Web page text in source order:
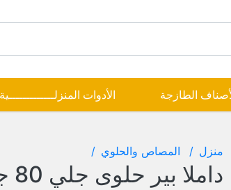
الطازجة الأدوات المنزلـــــــــــــية
منزل المصاص والحلوي
داملا بير حلوى جلي 80 جم